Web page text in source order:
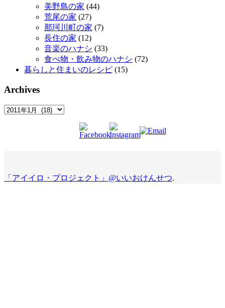
美野島の家 (44)
荒尾の家 (27)
那珂川町の家 (7)
長住の家 (12)
音楽のハナシ (33)
食べ物・飲み物のハナシ (72)
暮らしと住まいのレシピ (15)
Archives
Archives
「アイイロ・プロジェクト」@いいおけんせつ.